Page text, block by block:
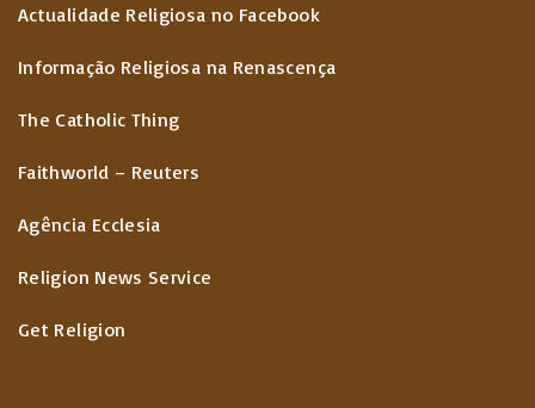
Actualidade Religiosa no Facebook
Informação Religiosa na Renascença
The Catholic Thing
Faithworld – Reuters
Agência Ecclesia
Religion News Service
Get Religion